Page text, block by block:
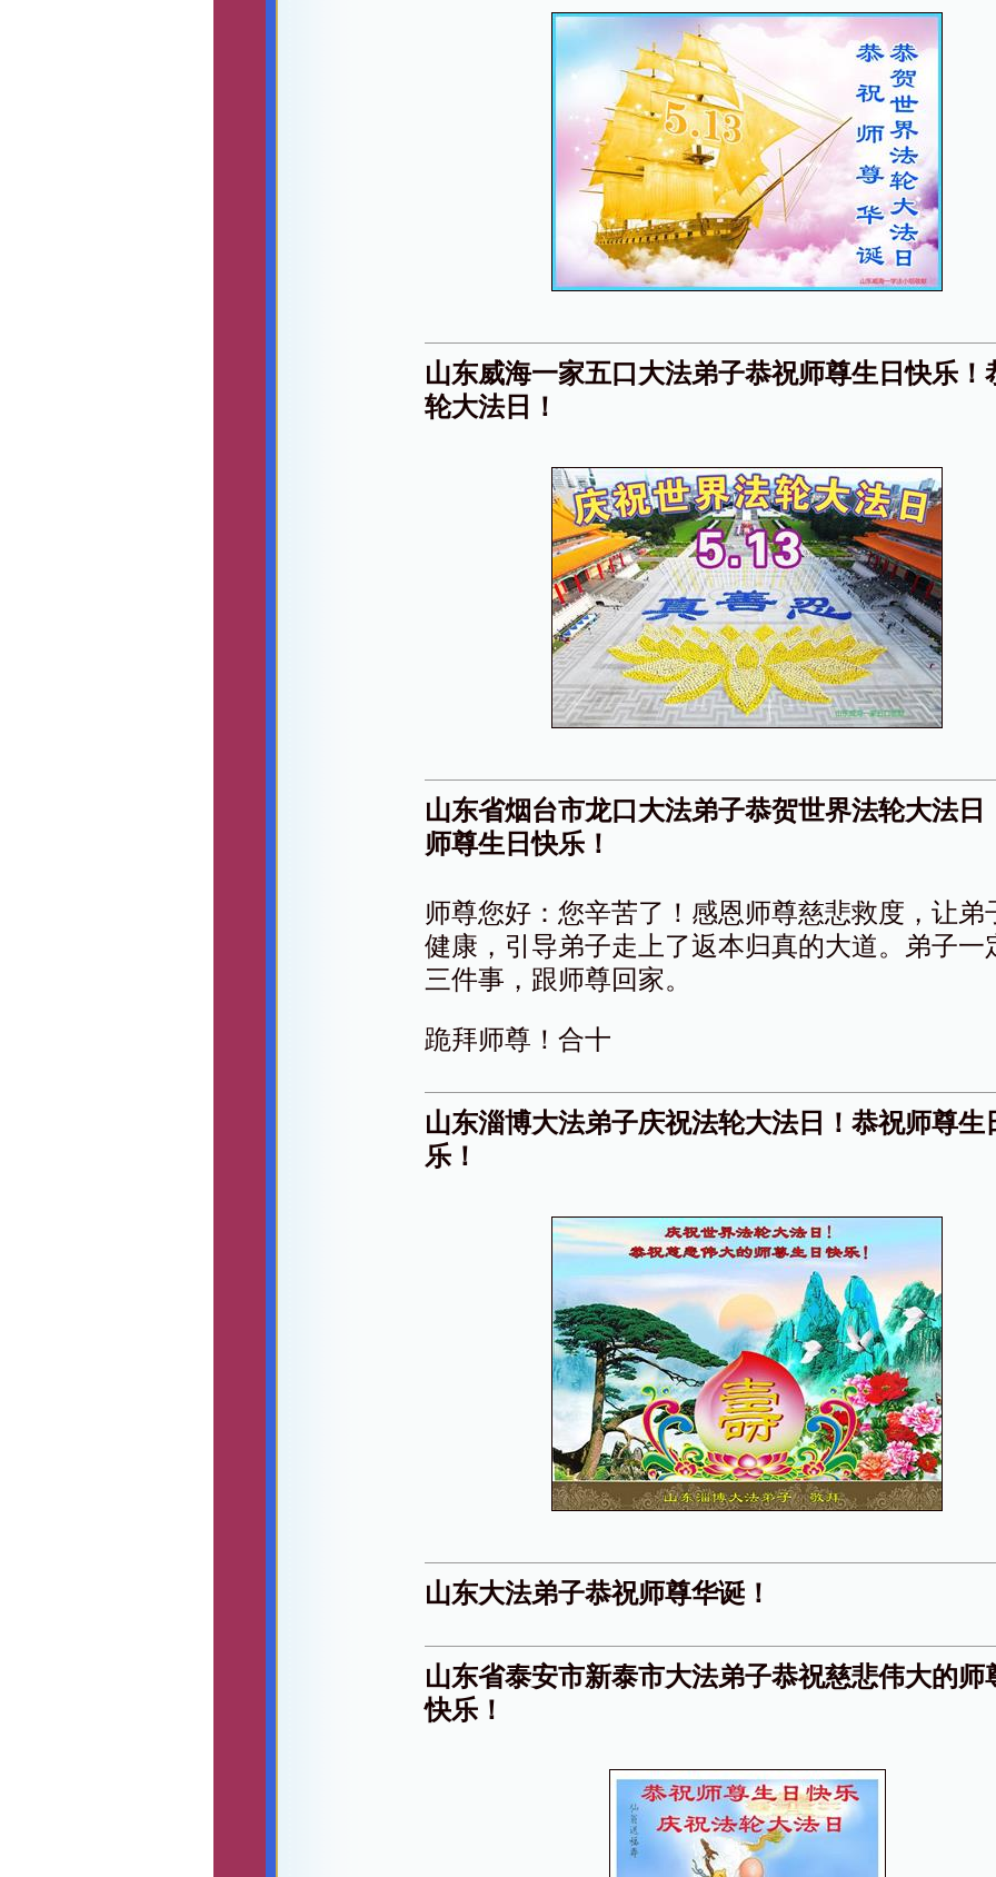
山东威海一家五口大法弟子恭祝师尊生日快乐！
轮大法日！
山东省烟台市龙口大法弟子恭贺世界法轮大法日
师尊生日快乐！
师尊您好：您辛苦了！感恩师尊慈悲救度，让弟
健康，引导弟子走上了返本归真的大道。弟子一
三件事，跟师尊回家。
跪拜师尊！合十
山东淄博大法弟子庆祝法轮大法日！恭祝师尊生
乐！
山东大法弟子恭祝师尊华诞！
山东省泰安市新泰市大法弟子恭祝慈悲伟大的师
快乐！